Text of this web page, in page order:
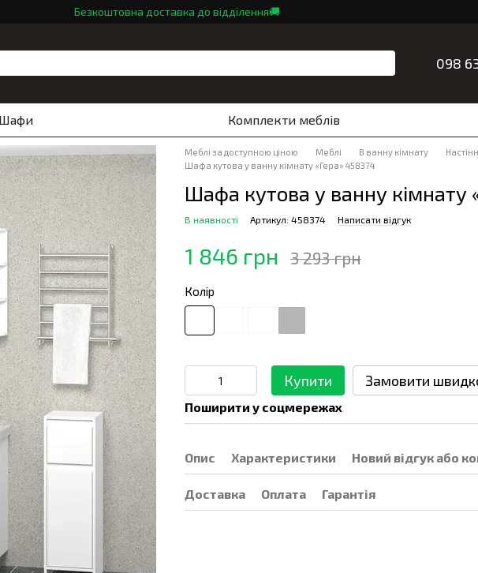
Безкоштовна доставка до відділення🚚
098
Комплекти меблів
Меблі за доступною ціною Меблі В ванну кімнату
Шафа кутова у ванну кімнату «Гера» 458374
Шафа кутова у ванну кімнату
В наявності Артикул: 458374 Написати відгук
1 846 грн 3 293 грн
Колір
Купити Замовити
Поширити у соцмережах
Опис Характеристики Новий відгук або
Доставка Оплата Гарантія